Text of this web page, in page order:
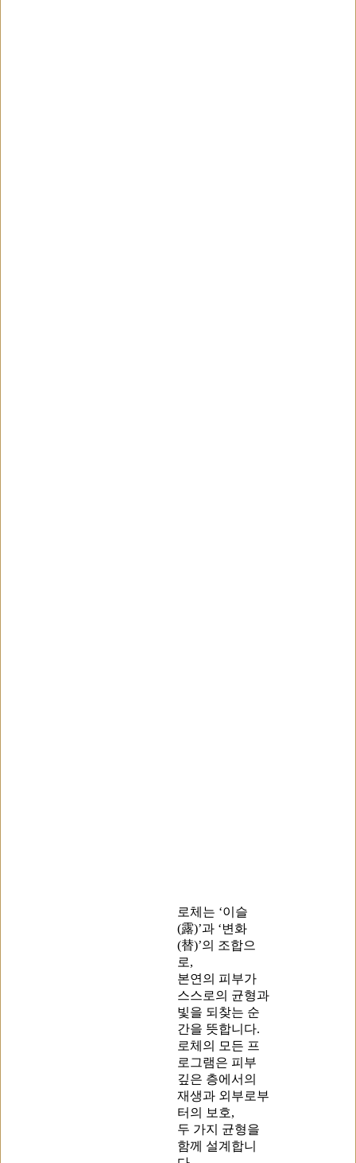
로체는 ‘이슬
(露)’과 ‘변화
(替)’의 조합으
로,
본연의 피부가
스스로의 균형과
빛을 되찾는 순
간을 뜻합니다.
로체의 모든 프
로그램은 피부
깊은 층에서의
재생과 외부로부
터의 보호,
두 가지 균형을
함께 설계합니